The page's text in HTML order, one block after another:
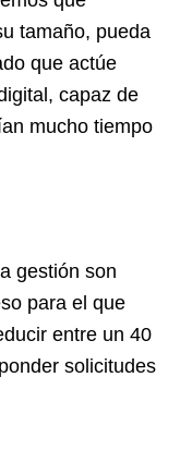
tamaño, pueda
que actúe
capaz de
mucho tiempo
gestión son
para el que
entre un 40
solicitudes